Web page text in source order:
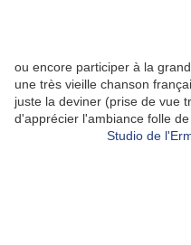
ou encore participer à la
une très vieille chanson
juste la deviner (prise de vue
d'apprécier l'ambiance folle de
Studio de